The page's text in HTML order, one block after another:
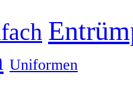
Uniformen